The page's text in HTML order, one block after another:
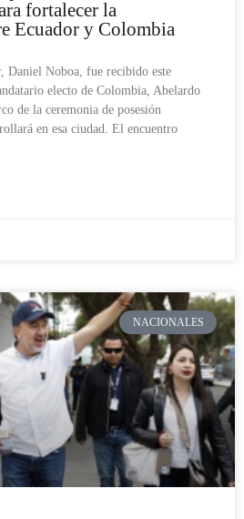
fortalecer la
Ecuador y Colombia
Daniel Noboa, fue recibido este
electo de Colombia, Abelardo
de la ceremonia de posesión
en esa ciudad. El encuentro
NACIONALES